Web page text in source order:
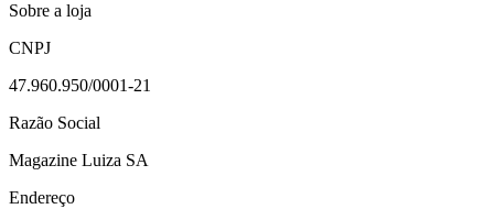
Sobre a loja
CNPJ
47.960.950/0001-21
Razão Social
Magazine Luiza SA
Endereço